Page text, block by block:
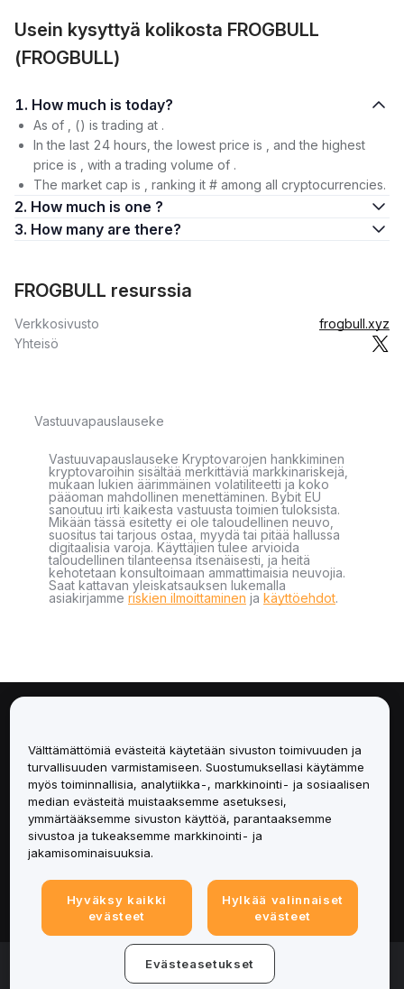
Usein kysyttyä kolikosta FROGBULL
(FROGBULL)
1. How much is today?
As of , () is trading at .
In the last 24 hours, the lowest price is , and the highest
price is , with a trading volume of .
The market cap is , ranking it # among all cryptocurrencies.
2. How much is one ?
3. How many are there?
FROGBULL resurssia
Verkkosivusto
frogbull.xyz
Yhteisö
Vastuuvapauslauseke
Vastuuvapauslauseke Kryptovarojen hankkiminen
kryptovaroihin sisältää merkittäviä markkinariskejä,
mukaan lukien äärimmäinen volatiliteetti ja koko
pääoman mahdollinen menettäminen. Bybit EU
sanoutuu irti kaikesta vastuusta toimien tuloksista.
Mikään tässä esitetty ei ole taloudellinen neuvo,
suositus tai tarjous ostaa, myydä tai pitää hallussa
digitaalisia varoja. Käyttäjien tulee arvioida
taloudellinen tilanteensa itsenäisesti, ja heitä
kehotetaan konsultoimaan ammattimaisia neuvojia.
Saat kattavan yleiskatsauksen lukemalla
asiakirjamme riskien ilmoittaminen ja käyttöehdot.
Palvelut
Tuki
Tuotteet
Lakiasiat
© 2025-2026 Bybit.eu. All rights reserved.
Välttämättömiä evästeitä käytetään sivuston toimivuuden ja
turvallisuuden varmistamiseen. Suostumuksellasi käytämme
myös toiminnallisia, analytiikka-, markkinointi- ja sosiaalisen
median evästeitä muistaaksemme asetuksesi,
ymmärtääksemme sivuston käyttöä, parantaaksemme
sivustoa ja tukeaksemme markkinointi- ja
jakamisominaisuuksia.
Hyväksy kaikki
evästeet
Hylkää valinnaiset
evästeet
Evästeasetukset